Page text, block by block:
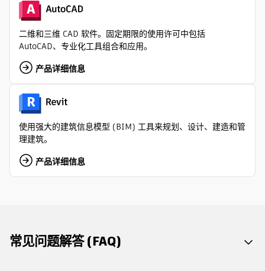
二维和三维 CAD 软件。固定期限的使用许可中包括
AutoCAD、专业化工具组合和应用。
产品详细信息
使用强大的建筑信息模型 (BIM) 工具来规划、设计、建造和管
理建筑。
产品详细信息
常见问题解答 (FAQ)